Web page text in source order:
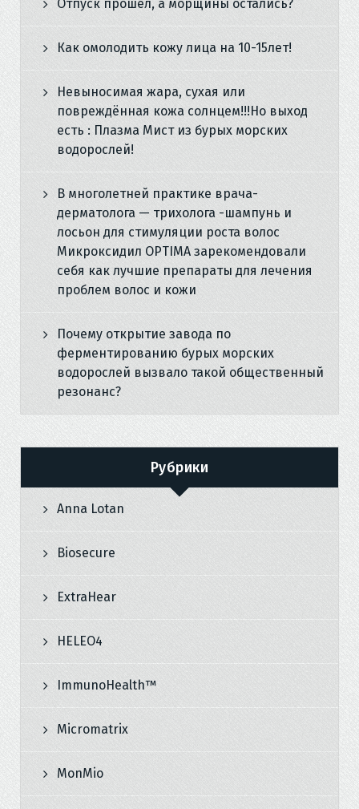
Отпуск прошел, а морщины остались?
Как омолодить кожу лица на 10-15лет!
Невыносимая жара, сухая или
повреждённая кожа солнцем!!!Но выход
есть : Плазма Мист из бурых морских
водорослей!
В многолетней практике врача-
дерматолога — трихолога -шампунь и
лосьон для стимуляции роста волос
Микроксидил OPTIMA зарекомендовали
себя как лучшие препараты для лечения
проблем волос и кожи
Почему открытие завода по
ферментированию бурых морских
водорослей вызвало такой общественный
резонанс?
Рубрики
Anna Lotan
Biosecure
ExtraHear
HELEO4
ImmunoHealth™
Micromatrix
MonMio